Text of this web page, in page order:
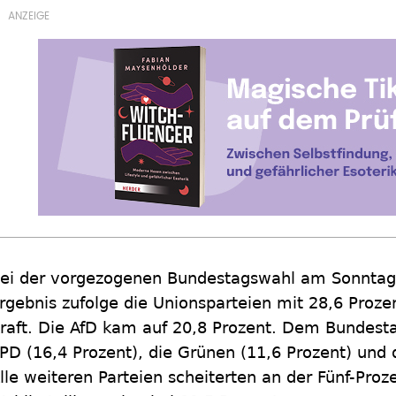
der vorgezogenen Bundestagswahl am
zufolge die Unionsparteien mit 28,6
Die AfD kam auf 20,8 Prozent. Dem
(16,4 Prozent), die Grünen (11,6 Prozent)
weiteren Parteien scheiterten an der Fünf-